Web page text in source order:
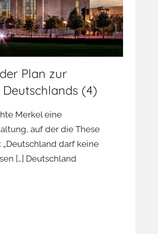
Plan zur
(4)
Merkel eine
auf der die These
darf keine
[…] Deutschland